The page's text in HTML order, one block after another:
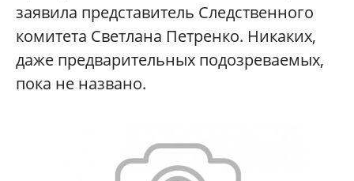
заявила представитель Следственного
комитета Светлана Петренко. Никаких,
даже предварительных подозреваемых,
пока не названо.